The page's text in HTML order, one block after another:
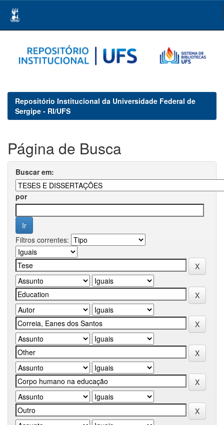
navigation
Repositório Institucional da Universidade Federal de
Sergipe - RI/UFS
Página de Busca
Buscar em:
por
Filtros correntes: